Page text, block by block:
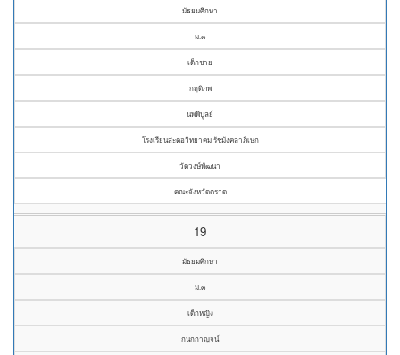
มัธยมศึกษา
ม.๓
เด็กชาย
กฤดิภพ
นพพิบูลย์
โรงเรียนสะตอวิทยาคม รัชมังคลาภิเษก
วัดวงษ์พัฒนา
คณะจังหวัดตราด
19
มัธยมศึกษา
ม.๓
เด็กหญิง
กนกกาญจน์